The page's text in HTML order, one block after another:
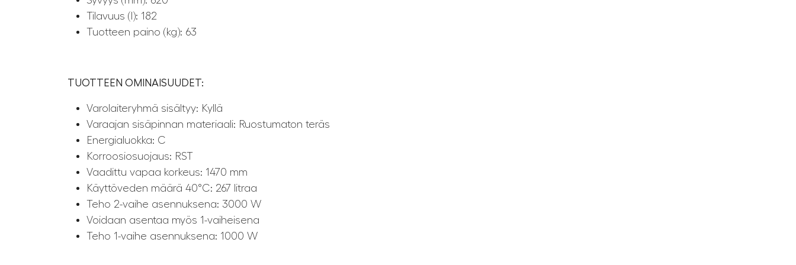
Tilavuus (l): 182
Tuotteen paino (kg): 63
TUOTTEEN OMINAISUUDET:
Varolaiteryhmä sisältyy: Kyllä
Varaajan sisäpinnan materiaali: Ruostumaton teräs
Energialuokka: C
Korroosiosuojaus: RST
Vaadittu vapaa korkeus: 1470 mm
Käyttöveden määrä 40°C: 267 litraa
Teho 2-vaihe asennuksena: 3000 W
Voidaan asentaa myös 1-vaiheisena
Teho 1-vaihe asennuksena: 1000 W